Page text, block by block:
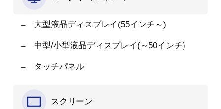
大型液晶ディスプレイ(55インチ～)
中型/小型液晶ディスプレイ(～50インチ)
タッチパネル
スクリーン